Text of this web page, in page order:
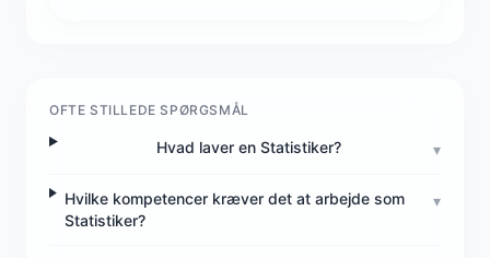
OFTE STILLEDE SPØRGSMÅL
Hvad laver en Statistiker? ▾
Hvilke kompetencer kræver det at arbejde som
Statistiker?
▾